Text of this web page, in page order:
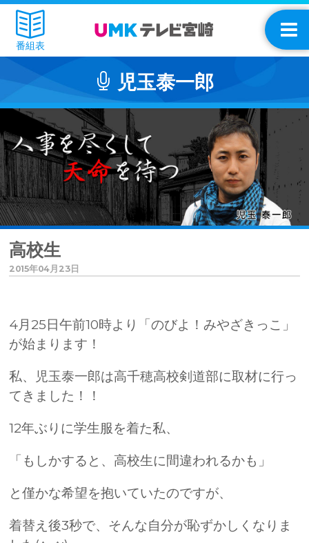
番組表
児玉泰一郎
高校生
2015年04月23日
4月25日午前10時より「のびよ！みやざきっこ」
が始まります！
私、児玉泰一郎は高千穂高校剣道部に取材に行っ
てきました！！
12年ぶりに学生服を着た私、
「もしかすると、高校生に間違われるかも」
と僅かな希望を抱いていたのですが、
着替え後3秒で、そんな自分が恥ずかしくなりま